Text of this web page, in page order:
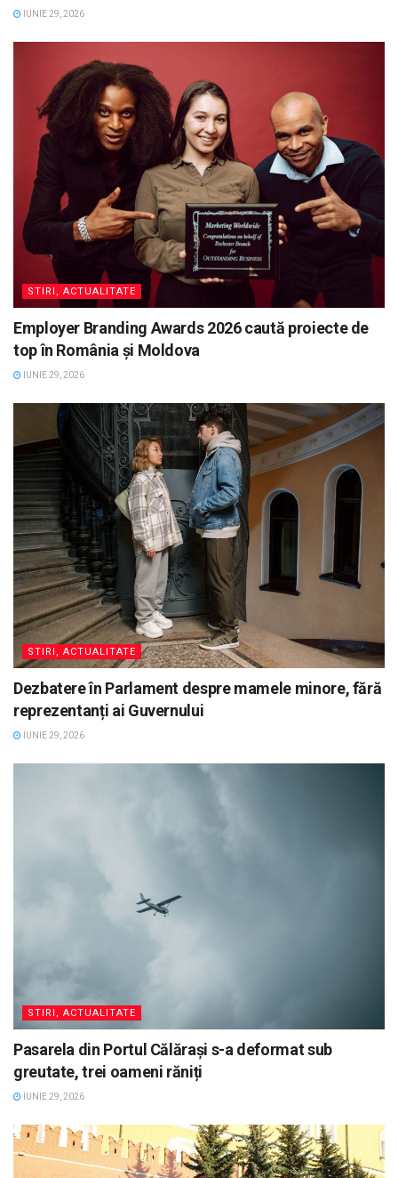
IUNIE 29, 2026
STIRI, ACTUALITATE
Employer Branding Awards 2026 caută proiecte de
top în România și Moldova
IUNIE 29, 2026
STIRI, ACTUALITATE
Dezbatere în Parlament despre mamele minore, fără
reprezentanți ai Guvernului
IUNIE 29, 2026
STIRI, ACTUALITATE
Pasarela din Portul Călărași s-a deformat sub
greutate, trei oameni răniți
IUNIE 29, 2026